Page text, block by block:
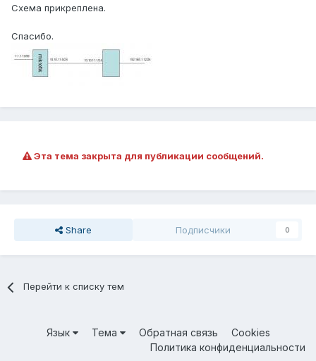
Схема прикреплена.
Спасибо.
Эта тема закрыта для публикации сообщений.
Share Подписчики 0
Перейти к списку тем
Язык Тема Обратная связь
Cookies
Политика конфиденциальности